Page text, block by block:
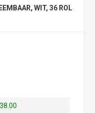
WIT, 36 ROL